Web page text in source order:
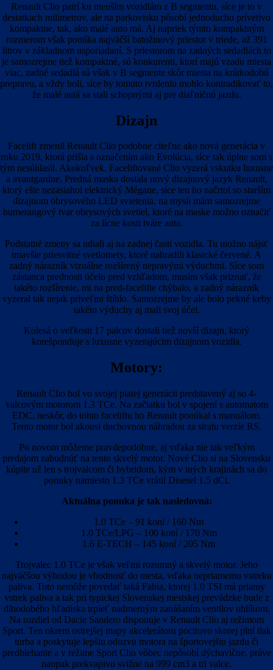
Renault Clio patrí ku menším vozidlám z B segmentu, síce je to v
desiatkach milimetrov, ale na parkovisku pôsobí jednoducho prívetivo
kompaktne, tak, ako malé auto má. Aj napriek týmto kompaktným
rozmerom však ponúka najväčší batožinový priestor v triede, až 391
litrov v základnom usporiadaní. S priestorom na zadných sedadlách to
je samozrejme tiež kompaktné, sú konkurenti, ktorí majú vzadu miesta
viac, zadné sedadlá sú však v B segmente skôr miesta na krátkodobú
prepravu, a vždy boli, síce by tomuto tvrdeniu mohlo kontradikovať to,
že malé autá sa stali schopnými aj pre diaľničnú jazdu.
Dizajn
Facelift zmenil Renault Clio podobne citeľne ako nová generácia v
roku 2019, ktorá prišla s označením ako Evolúcia, síce tak úplne som s
tým nesúhlasil. Akokoľvek. Faceliftované Clio vyzerá vskutku luxusne
a avantgardne. Predná maska dostala nový dizajnový jazyk Renault,
ktorý ešte nezasiahol elektrický Mégane, síce ten ho načrtol so starším
dizajnom obrysového LED svietenia. na mysli mám samozrejme
bumerangový tvar obrysových svetiel, ktoré na maske možno označiť
za lícne kosti tváre auta.
Podstatné zmeny sa udiali aj na zadnej časti vozidla. Tu možno nájsť
tmavšie priesvitné svetlomety, ktoré nahradili klasické červené. A
zadný nárazník vizuálne rozšírený nepravými výduchmi. Síce som
zástanca prednosti účelu pred vzhľadom, musím však priznať, že
takéto rozšírenie, mi na pred-facelifte chýbalo, a zadný nárazník
vyzeral tak nejak priveľmi štíhlo. Samozrejme by ale bolo pekné keby
takéto výduchy aj mali svoj účel.
Kolesá o veľkosti 17 palcov dostali tiež novší dizajn, ktorý
korešponduje s luxusne vyzerajúcim dizajnom vozidla.
Motory:
Renault Clio bol vo svojej piatej generácii predstavený aj so 4-
valcovým motorom 1.3 TCe. Na začiatku bol v spojení s automatom
EDC, neskôr, do tohto faceliftu ho Renault ponúkal s manuálom.
Tento motor bol akousi duchovnou náhradou za stratu verzie RS.
Po novom môžeme pravdepodobne, aj vďaka nie tak veľkým
predajom zabudnúť na tento skvelý motor. Nové Clio si na Slovensku
kúpite už len s trojvalcom či hybridom, kým v iných krajinách sa do
ponuky namiesto 1.3 TCe vrátil Disesel 1.5 dCi.
Aktuálna ponuka je tak nasledovná:
1.0 TCe – 91 koní / 160 Nm
1.0 TCe/LPG – 100 koní / 170 Nm
1.6 E-TECH – 145 koní / 205 Nm
Trojvalec 1.0 TCe je však veľmi rozumný a skvelý motor. Jeho
najväčšou výhodou je vhodnosť do mesta, vďaka nepriamemu vstreku
paliva. Toto nemôže povedať taká Fabia, ktorej 1.0 TSI má priamy
vstrek paliva a tak pri typickej Slovenskej mestskej prevádzke bude z
dlhodobého hľadiska trpieť nadmerným zanášaním ventilov uhlíkom.
Na rozdiel od Dacie Sandero disponuje v Renault Clio aj režimom
Sport. Ten okrem ostrejšej mapy akcelerátoru pocitovo skorej plní tlak
turba a poskytuje lepšiu odozvu motora na športovejšiu jazdu či
predbiehanie a v režime Sport Clio vôbec nepôsobí dýchavične, práve
naopak prekvapivo svižne na 999 cm3 a tri valce.